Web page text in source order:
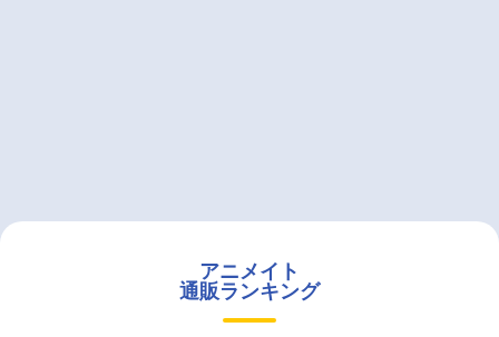
アニメイト
通販ランキング